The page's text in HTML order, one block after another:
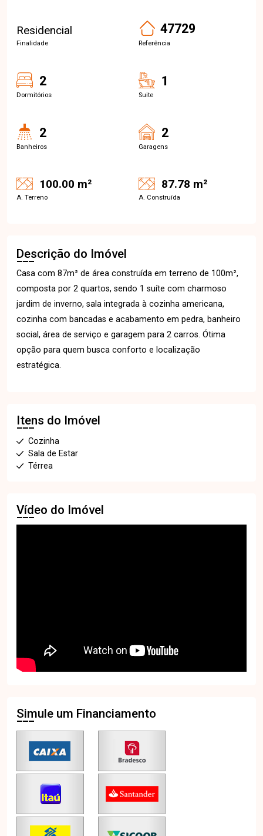
Residencial
Finalidade
47729
Referência
2
Dormitórios
1
Suite
2
Banheiros
2
Garagens
100.00 m²
A. Terreno
87.78 m²
A. Construída
Descrição do Imóvel
Casa com 87m² de área construída em terreno de 100m²,
composta por 2 quartos, sendo 1 suíte com charmoso
jardim de inverno, sala integrada à cozinha americana,
cozinha com bancadas e acabamento em pedra, banheiro
social, área de serviço e garagem para 2 carros. Ótima
opção para quem busca conforto e localização
estratégica.
Itens do Imóvel
Cozinha
Sala de Estar
Térrea
Vídeo do Imóvel
Simule um Financiamento